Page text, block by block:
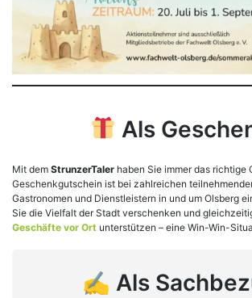
Als
Mit dem StrunzerTaler haben Sie immer das richtige
Geschenkgutschein ist bei zahlreichen
Gastronomen und Dienstleistern in und um Olsberg
Sie die Vielfalt der Stadt verschenken und
Geschäfte vor Ort unterstützen – eine Win-Win-
✍️ Als